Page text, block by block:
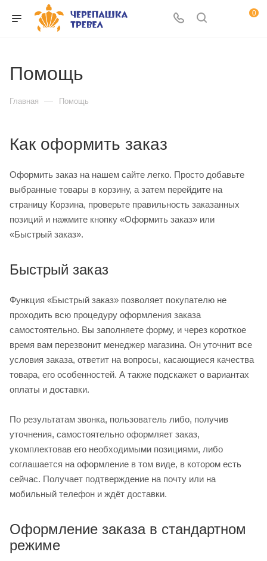
0
Помощь
Главная — Помощь
Как оформить заказ
Оформить заказ на нашем сайте легко. Просто добавьте
выбранные товары в корзину, а затем перейдите на
страницу Корзина, проверьте правильность заказанных
позиций и нажмите кнопку «Оформить заказ» или
«Быстрый заказ».
Быстрый заказ
Функция «Быстрый заказ» позволяет покупателю не
проходить всю процедуру оформления заказа
самостоятельно. Вы заполняете форму, и через короткое
время вам перезвонит менеджер магазина. Он уточнит все
условия заказа, ответит на вопросы, касающиеся качества
товара, его особенностей. А также подскажет о вариантах
оплаты и доставки.
По результатам звонка, пользователь либо, получив
уточнения, самостоятельно оформляет заказ,
укомплектовав его необходимыми позициями, либо
соглашается на оформление в том виде, в котором есть
сейчас. Получает подтверждение на почту или на
мобильный телефон и ждёт доставки.
Оформление заказа в стандартном
режиме